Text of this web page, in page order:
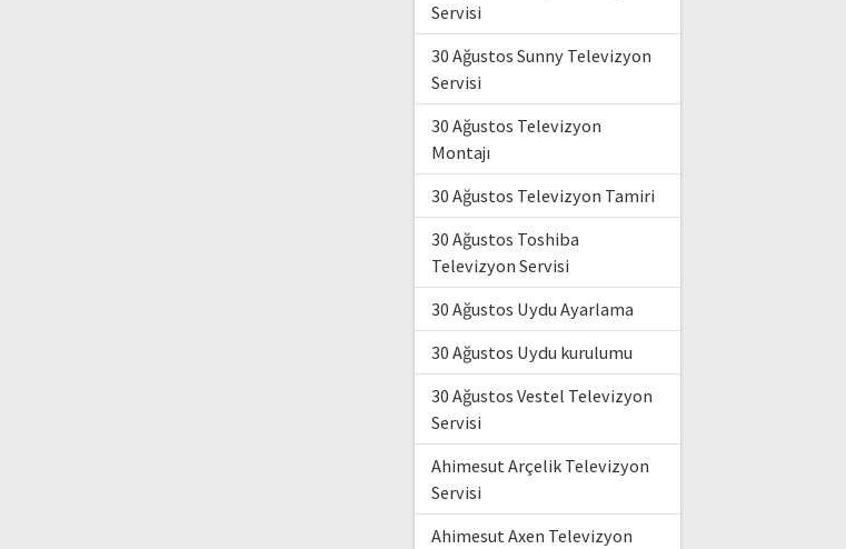
Servisi
30 Ağustos Sunny Televizyon
Servisi
30 Ağustos Televizyon
Montajı
30 Ağustos Televizyon Tamiri
30 Ağustos Toshiba
Televizyon Servisi
30 Ağustos Uydu Ayarlama
30 Ağustos Uydu kurulumu
30 Ağustos Vestel Televizyon
Servisi
Ahimesut Arçelik Televizyon
Servisi
Ahimesut Axen Televizyon